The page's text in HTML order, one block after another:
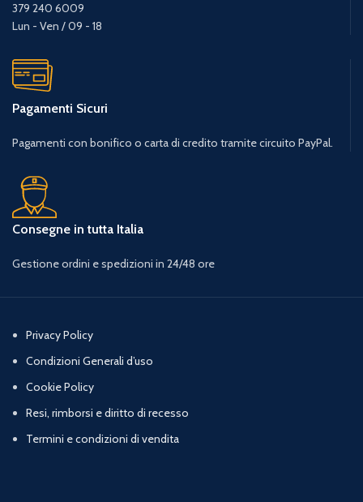
379 240 6009
Lun - Ven / 09 - 18
Pagamenti Sicuri
Pagamenti con bonifico o carta di credito tramite circuito PayPal.
Consegne in tutta Italia
Gestione ordini e spedizioni in 24/48 ore
Privacy Policy
Condizioni Generali d’uso
Cookie Policy
Resi, rimborsi e diritto di recesso
Termini e condizioni di vendita